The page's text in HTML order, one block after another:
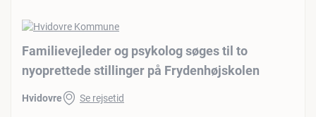
Familievejleder og psykolog søges til to
nyoprettede stillinger på Frydenhøjskolen
Hvidovre Se rejsetid